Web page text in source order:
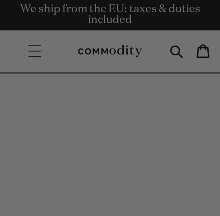
Skip to content
Bezpłatna dostawa przy zamówieniach
o wartości co najmniej 135 €.
We ship from the EU: taxes & duties
included
Get rewards for shopping with
Commodity.Circle
Bag